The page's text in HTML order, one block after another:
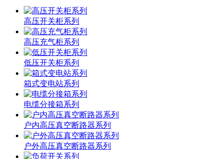
高压开关柜系列
高压充气柜系列
低压开关柜系列
箱式变电站系列
电缆分接箱系列
户内高压真空断路器系列
户外高压真空断路器系列